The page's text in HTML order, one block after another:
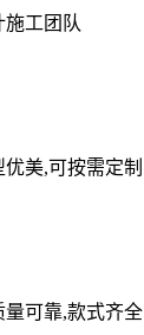
施工团队
美,可按需定制
可靠,款式齐全